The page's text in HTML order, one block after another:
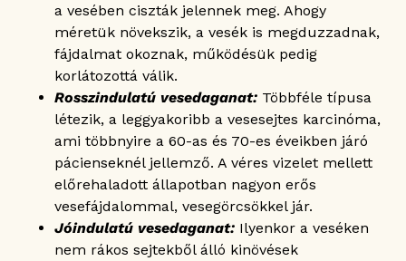
a vesében ciszták jelennek meg. Ahogy
méretük növekszik, a vesék is megduzzadnak,
fájdalmat okoznak, működésük pedig
korlátozottá válik.
Rosszindulatú vesedaganat: Többféle típusa
létezik, a leggyakoribb a vesesejtes karcinóma,
ami többnyire a 60-as és 70-es éveikben járó
pácienseknél jellemző. A véres vizelet mellett
előrehaladott állapotban nagyon erős
vesefájdalommal, vesegörcsökkel jár.
Jóindulatú vesedaganat: Ilyenkor a veséken
nem rákos sejtekből álló kinövések